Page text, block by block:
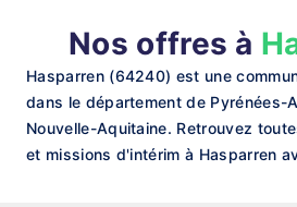
Nos offres à
Hasparren (64240) est une
dans le département de Pyrénées-
Nouvelle-Aquitaine. Retrouvez
et missions d'intérim à Hasparren